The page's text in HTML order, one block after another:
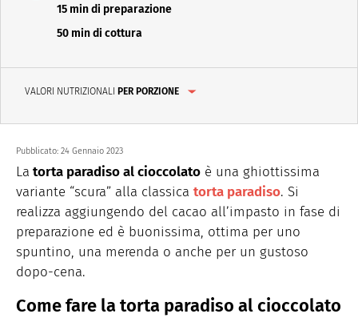
15 min di preparazione
50 min di cottura
VALORI NUTRIZIONALI PER PORZIONE
Pubblicato: 24 Gennaio 2023
La torta paradiso al cioccolato è una ghiottissima
variante “scura” alla classica torta paradiso. Si
realizza aggiungendo del cacao all’impasto in fase di
preparazione ed è buonissima, ottima per uno
spuntino, una merenda o anche per un gustoso
dopo-cena.
Come fare la torta paradiso al cioccolato